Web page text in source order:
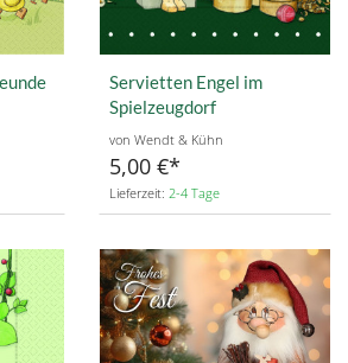
Servietten Engel im
Spielzeugdorf
von Wendt & Kühn
5,00 €
Lieferzeit: 2-4 Tage